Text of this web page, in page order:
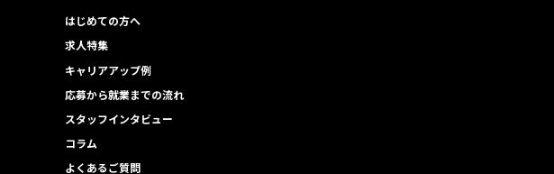
はじめての方へ
求人特集
キャリアアップ例
応募から就業までの流れ
スタッフインタビュー
コラム
よくあるご質問